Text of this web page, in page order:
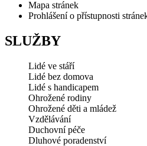
Mapa stránek
Prohlášení o přístupnosti
SLUŽBY
Lidé ve stáří
Lidé bez domova
Lidé s handicapem
Ohrožené rodiny
Ohrožené děti a mládež
Vzdělávání
Duchovní péče
Dluhové poradenství